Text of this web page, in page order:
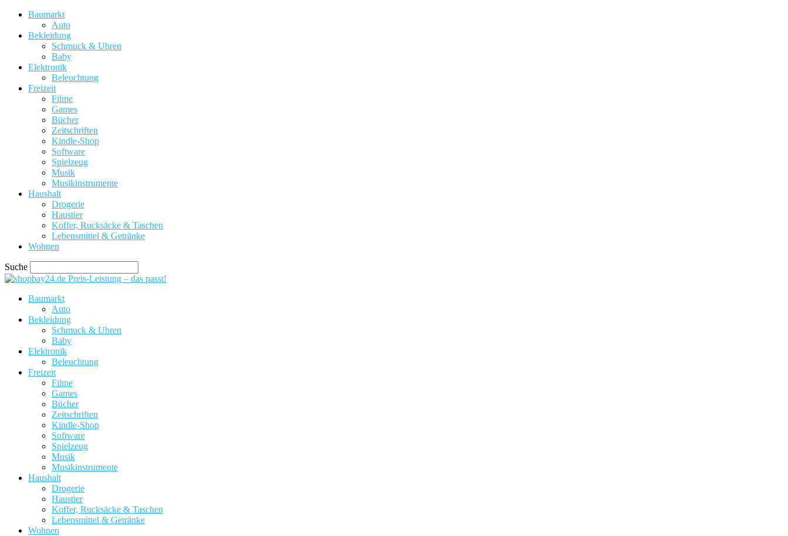
Baumarkt
Auto
Bekleidung
Schmuck & Uhren
Baby
Elektronik
Beleuchtung
Freizeit
Filme
Games
Bücher
Zeitschriften
Kindle-Shop
Software
Spielzeug
Musik
Musikinstrumente
Haushalt
Drogerie
Haustier
Koffer, Rucksäcke & Taschen
Lebensmittel & Getränke
Wohnen
Suche
Preis-Leistung – das passt!
Baumarkt
Auto
Bekleidung
Schmuck & Uhren
Baby
Elektronik
Beleuchtung
Freizeit
Filme
Games
Bücher
Zeitschriften
Kindle-Shop
Software
Spielzeug
Musik
Musikinstrumente
Haushalt
Drogerie
Haustier
Koffer, Rucksäcke & Taschen
Lebensmittel & Getränke
Wohnen